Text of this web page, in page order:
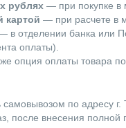
рублях — при покупке в
картой — при расчете в
в отделении банка или
оплаты).
опция оплаты товара
по адресу г.
после внесения полной